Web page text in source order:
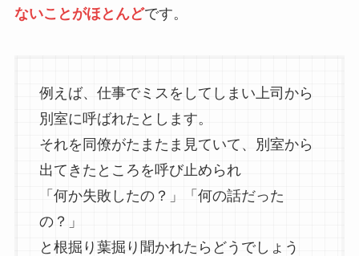
ないことがほとんどです。
例えば、仕事でミスをしてしまい上司から
別室に呼ばれたとします。
それを同僚がたまたま見ていて、別室から
出てきたところを呼び止められ
「何か失敗したの？」「何の話だった
の？」
と根掘り葉掘り聞かれたらどうでしょう